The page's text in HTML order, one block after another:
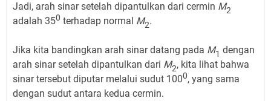
Jadi, arah sinar setelah dipantulkan dari cermin M2
adalah 350 terhadap normal M2.
Jika kita bandingkan arah sinar datang pada M1 dengan
arah sinar setelah dipantulkan dari M2, kita lihat bahwa
sinar tersebut diputar melalui sudut 1000, yang sama
dengan sudut antara kedua cermin.